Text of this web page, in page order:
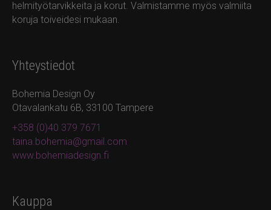
helmityötarvikkeita ja korut. Valmistamme myös valmiita
koruja toiveidesi mukaan.
Yhteystiedot
Bohemia Design Oy
Otavalankatu 6B, 33100 Tampere
+358 (0)40 379 7671
taina.bohemia@gmail.com
www.bohemiadesign.fi
Kauppa